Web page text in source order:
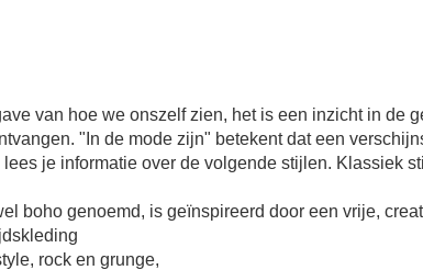
van hoe we onszelf zien, het is een inzicht in de
"In de mode zijn" betekent dat een
je informatie over de volgende stijlen. Klassiek
boho genoemd, is geïnspireerd door een vrije,
rock en grunge,